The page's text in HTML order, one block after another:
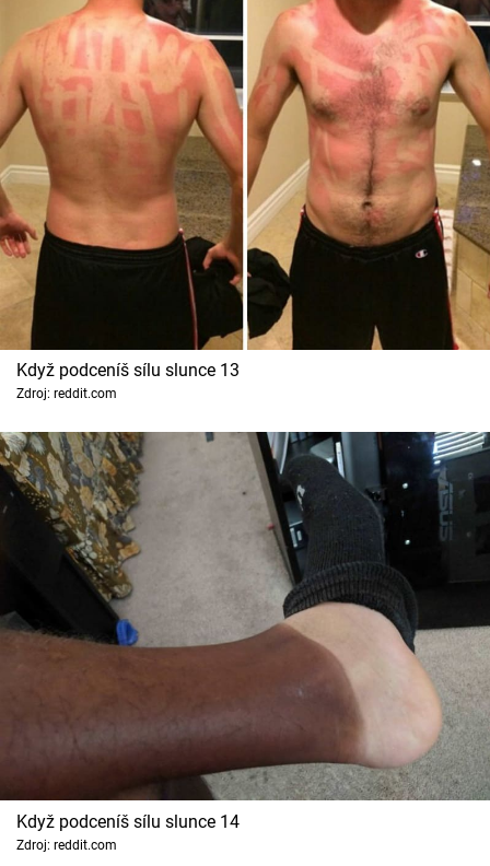
Když podceníš sílu slunce 13
Zdroj: reddit.com
Když podceníš sílu slunce 14
Zdroj: reddit.com